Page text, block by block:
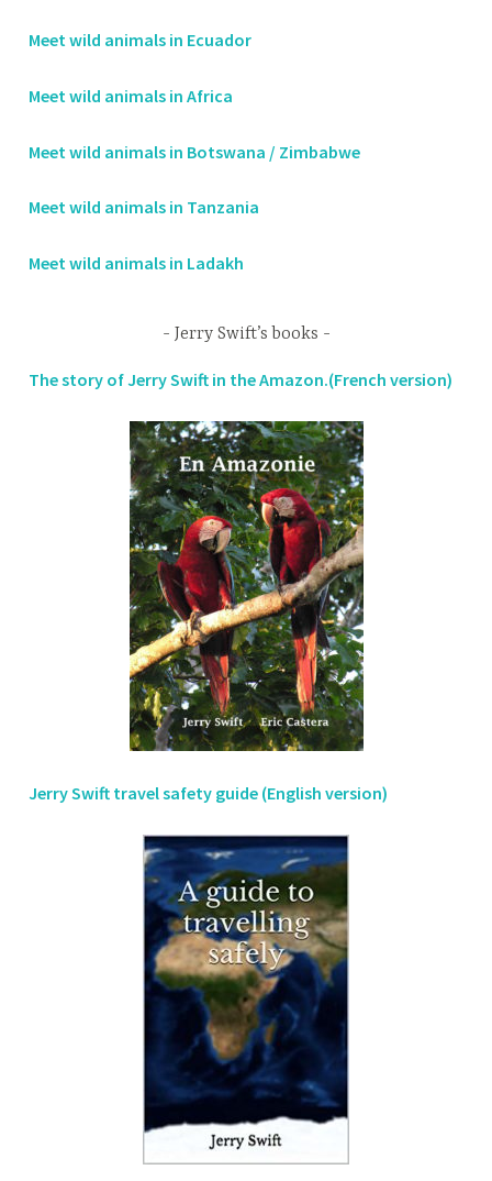
Meet wild animals in Ecuador
Meet wild animals in Africa
Meet wild animals in Botswana / Zimbabwe
Meet wild animals in Tanzania
Meet wild animals in Ladakh
Jerry Swift’s books
The story of Jerry Swift in the Amazon.(French version)
Jerry Swift travel safety guide (English version)